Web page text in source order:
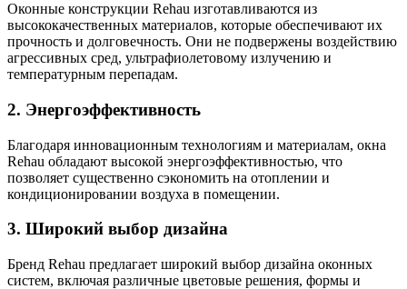
Оконные конструкции Rehau изготавливаются из
высококачественных материалов, которые обеспечивают их
прочность и долговечность. Они не подвержены воздействию
агрессивных сред, ультрафиолетовому излучению и
температурным перепадам.
2. Энергоэффективность
Благодаря инновационным технологиям и материалам, окна
Rehau обладают высокой энергоэффективностью, что
позволяет существенно сэкономить на отоплении и
кондиционировании воздуха в помещении.
3. Широкий выбор дизайна
Бренд Rehau предлагает широкий выбор дизайна оконных
систем, включая различные цветовые решения, формы и